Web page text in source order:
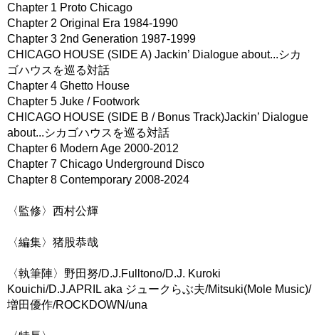
Chapter 1 Proto Chicago
Chapter 2 Original Era 1984-1990
Chapter 3 2nd Generation 1987-1999
CHICAGO HOUSE (SIDE A) Jackin’ Dialogue about...シカ
ゴハウスを巡る対話
Chapter 4 Ghetto House
Chapter 5 Juke / Footwork
CHICAGO HOUSE (SIDE B / Bonus Track)Jackin’ Dialogue
about...シカゴハウスを巡る対話
Chapter 6 Modern Age 2000-2012
Chapter 7 Chicago Underground Disco
Chapter 8 Contemporary 2008-2024
〈監修〉西村公輝
〈編集〉猪股恭哉
〈執筆陣〉野田努/D.J.Fulltono/D.J. Kuroki
Kouichi/D.J.APRIL aka ジュークらぶ夫/Mitsuki(Mole Music)/
増田優作/ROCKDOWN/una